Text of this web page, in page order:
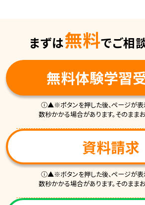
まずは無料でご相
無料体験学習
ⓘ▲※ポタンを押した後、ページが表
数秒かかる場合があります。そのままお
資料請求
ⓘ▲※ボタンを押した後、ページが表
数秒かかる場合があります。そのままお